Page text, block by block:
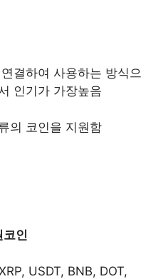
결하여 사용하는 방식으
인기가 가장높음
의 코인을 지원함
코인
USDT, BNB, DOT,